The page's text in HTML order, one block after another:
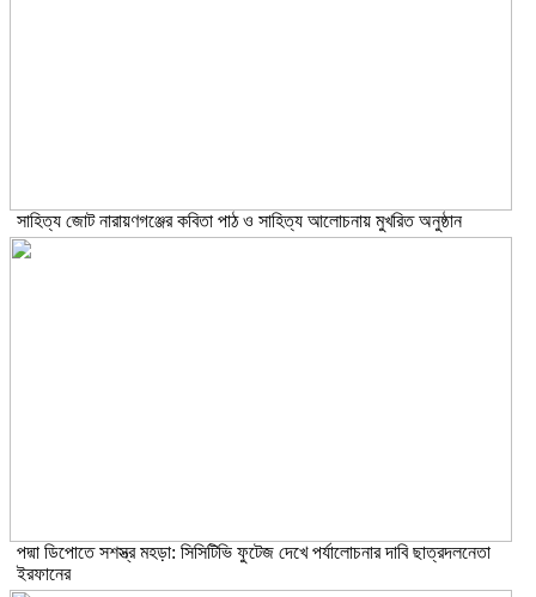
সাহিত্য জোট নারায়ণগঞ্জের কবিতা পাঠ ও সাহিত্য আলোচনায় মুখরিত অনুষ্ঠান
পদ্মা ডিপোতে সশস্ত্র মহড়া: সিসিটিভি ফুটেজ দেখে পর্যালোচনার দাবি ছাত্রদলনেতা
ইরফানের